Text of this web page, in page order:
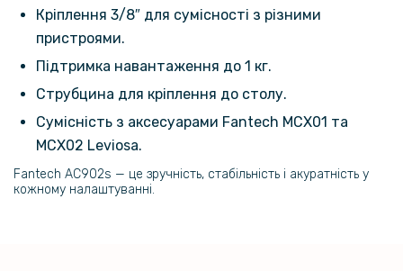
Кріплення 3/8″ для сумісності з різними
пристроями.
Підтримка навантаження до 1 кг.
Струбцина для кріплення до столу.
Сумісність з аксесуарами Fantech MCX01 та
MCX02 Leviosa.
Fantech AC902s — це зручність, стабільність і акуратність у
кожному налаштуванні.